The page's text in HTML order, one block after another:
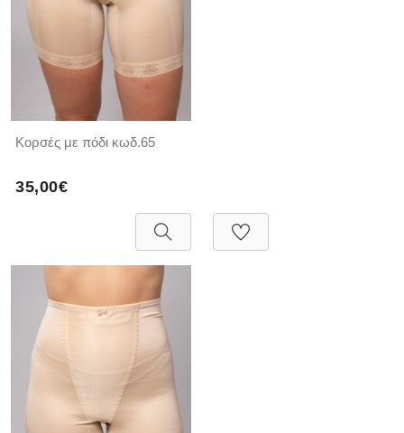
Κορσές με πόδι κωδ.65
35,00€